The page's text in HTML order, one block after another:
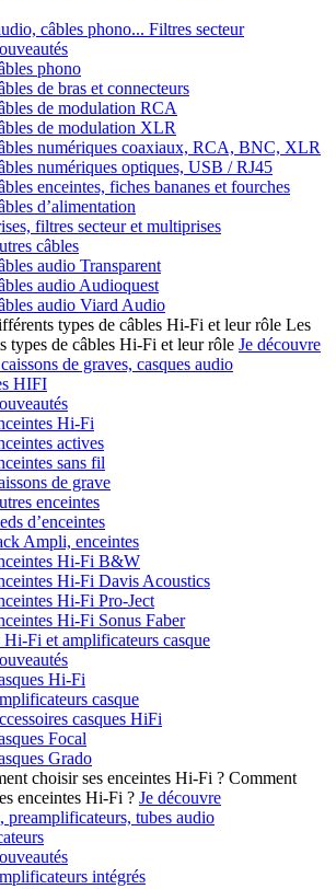
câbles phono... Filtres secteur
phono
de bras et connecteurs
de modulation RCA
de modulation XLR
numériques coaxiaux, RCA, BNC, XLR
numériques optiques, USB / RJ45
enceintes, fiches bananes et fourches
d’alimentation
filtres secteur et multiprises
câbles
audio Transparent
audio Audioquest
audio Viard Audio
Les
types de câbles Hi-Fi et leur rôle Je découvre
de graves, casques audio
HIFI
Hi-Fi
actives
sans fil
de grave
enceintes
d’enceintes
Ampli, enceintes
Hi-Fi B&W
Hi-Fi Davis Acoustics
Hi-Fi Pro-Ject
Hi-Fi Sonus Faber
Hi-Fi et amplificateurs casque
Hi-Fi
casque
casques HiFi
Focal
Grado
Comment
enceintes Hi-Fi ? Je découvre
preamplificateurs, tubes audio
intégrés